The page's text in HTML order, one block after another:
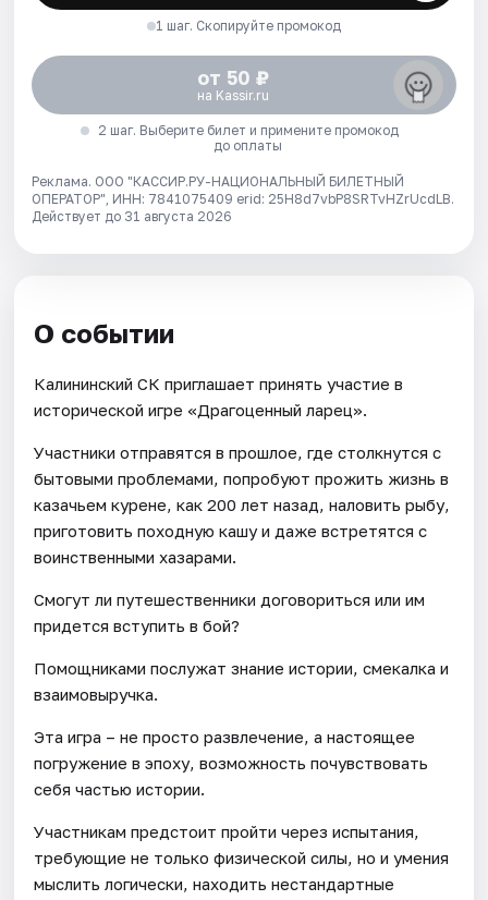
1 шаг. Скопируйте промокод
от 50 ₽
на Kassir.ru
2 шаг. Выберите билет и примените промокод
до оплаты
Реклама. ООО "КАССИР.РУ-НАЦИОНАЛЬНЫЙ БИЛЕТНЫЙ
ОПЕРАТОР", ИНН: 7841075409 erid: 25H8d7vbP8SRTvHZrUcdLB.
Действует до 31 августа 2026
О событии
Калининский СК приглашает принять участие в
исторической игре «Драгоценный ларец».
Участники отправятся в прошлое, где столкнутся с
бытовыми проблемами, попробуют прожить жизнь в
казачьем курене, как 200 лет назад, наловить рыбу,
приготовить походную кашу и даже встретятся с
воинственными хазарами.
Смогут ли путешественники договориться или им
придется вступить в бой?
Помощниками послужат знание истории, смекалка и
взаимовыручка.
Эта игра – не просто развлечение, а настоящее
погружение в эпоху, возможность почувствовать
себя частью истории.
Участникам предстоит пройти через испытания,
требующие не только физической силы, но и умения
мыслить логически, находить нестандартные